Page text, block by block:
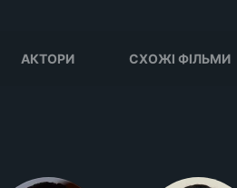
АКТОРИ СХОЖІ ФІЛЬМИ